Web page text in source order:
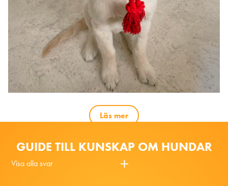
Läs mer
GUIDE TILL KUNSKAP OM HUNDAR
Visa alla svar